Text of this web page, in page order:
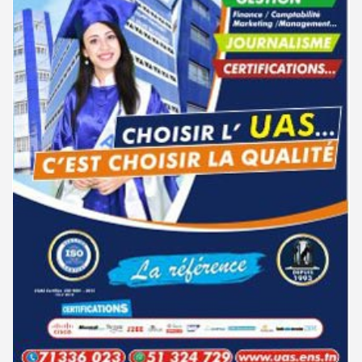
31-07 جامعة تونس المنار : التسجيل في الثالثة إجازة للحاصلين على شهادة مرحلة أولى
تحضيريّة
31-07
الترشح للماجستير بالمعهد العالى للدراسات التكنولوجية بجندوبة 2026-
31-07 فتح باب الترشح للإلتحاق بمرحلة ماجستير البحث في الدراسات الإفريقية
2026-2027
الترشح للماجستير بالمعهد العالي للعلوم الإسلامية بالقيروان 2026-2027
31-07 الترشح للماجستير بكلية الصيدلة بالمنستير 2026-2027
31-07 مناظرات إنتداب أساتذة التربية البدنية : بلاغ خاص بالناجحين في القائمة
التكميلية
جامعة تونس المنار : مناظرة النقل الجامعية في نفس الاختصاص 2026-2027
30-07
2027
15-11 مناظرة الإلتحاق بالتكوين في مستوى مؤهل التقني السامي - دورة فيفري 2025
11-09 الإعلان عن نتائج مناظرة الإلتحاق بالتكوين في مستوى مؤهل التقني السامي -
دورة سبتمبر 2024
02-09 نتائج مناظرة الإلتحاق بالتكوين في مستوى مؤهل التقني السامي - دورة
سبتمبر 2024
28-06 دليل التوجيه للأكاديميات والمدارس العسكرية 2024
27-06
مناظرة الدخول للأكاديميات العسكرية 2024-2025
21-06 مناظرة الإلتحاق بالتكوين في مستوى مؤهل التقني السامي - دورة سبتمبر
2024
24-01 نتائج مناظرة الإلتحاق بالتكوين في مستوى مؤهل التقني السامي - دورة فيفري
2024
21-11 مناظرة إنتداب ضباط إصلاح بوزارة العدل لسنة 2023